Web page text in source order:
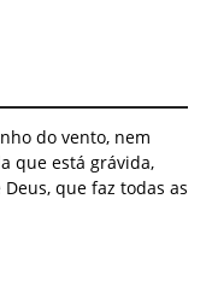
do vento, nem
que está grávida,
que faz todas as